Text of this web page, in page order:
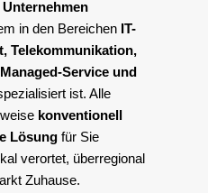
in den Bereichen IT-
Telekommunikation,
Service und
ist. Alle
konventionell
Lösung für Sie
verortet, überregional
Zuhause.